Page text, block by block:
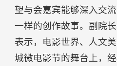
望与会嘉宾能够深入交
一样的创作故事。副院
表示，电影世界、人文
城微电影节的舞台上，